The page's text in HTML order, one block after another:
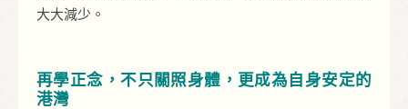
大大減少。
再學正念，不只關照身體，更成為自身安定的
港灣